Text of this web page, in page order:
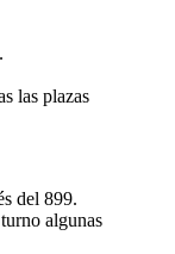
las plazas
del 899.
algunas